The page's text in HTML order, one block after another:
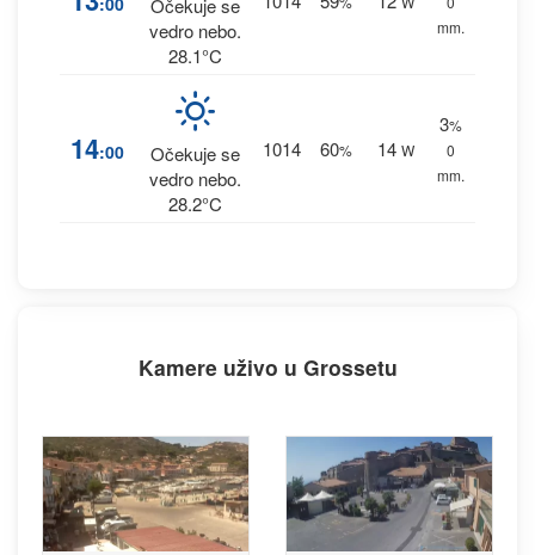
Očekuje se
vedro nebo.
28.1°C
mm.
14:00
Očekuje se
vedro nebo.
28.2°C
1014 60% 14 W
3%
0
mm.
Kamere uživo u Grossetu